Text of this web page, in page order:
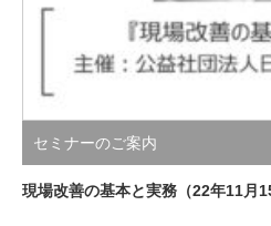
セミナーのご案内
現場改善の基本と実務（22年11月